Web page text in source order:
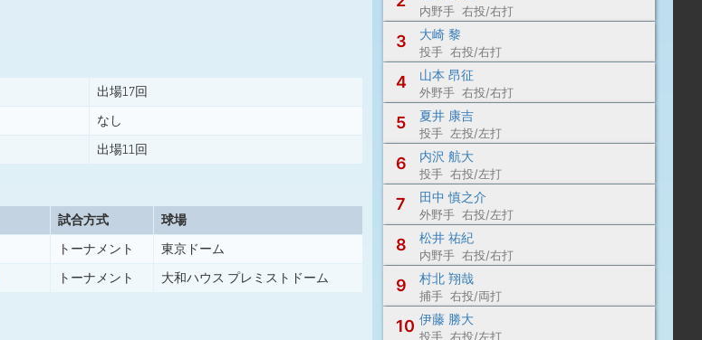
出場17回
なし
出場11回
試合方式
球場
トーナメント
東京ドーム
トーナメント 大和ハウス プレミストドーム
内野手 右投/右打
3 大崎 黎
投手 右投/右打
4 山本 昂征
外野手 右投/右打
5 夏井 康吉
投手 左投/左打
6 内沢 航大
投手 右投/左打
7 田中 慎之介
外野手 右投/左打
8 松井 祐紀
内野手 右投/右打
9 村北 翔哉
捕手 右投/両打
10 伊藤 勝大
投手 右投/左打